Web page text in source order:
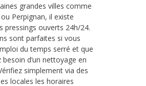
grandes villes comme
Perpignan, il existe
pressings ouverts 24h/24.
sont parfaites si vous
du temps serré et que
besoin d’un nettoyage en
simplement via des
locales les horaires